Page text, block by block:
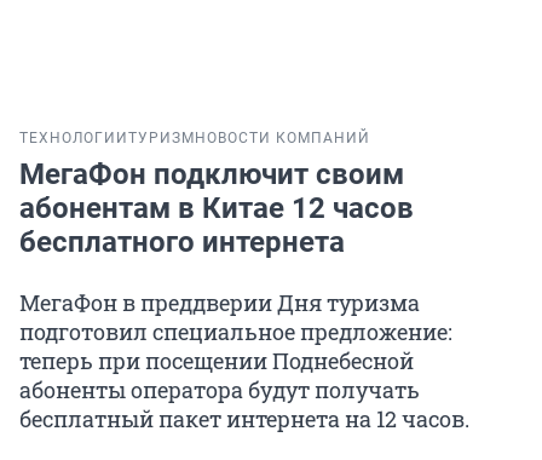
ТЕХНОЛОГИИ ТУРИЗМ НОВОСТИ КОМПАНИЙ
МегаФон подключит своим
абонентам в Китае 12 часов
бесплатного интернета
МегаФон в преддверии Дня туризма
подготовил специальное предложение:
теперь при посещении Поднебесной
абоненты оператора будут получать
бесплатный пакет интернета на 12 часов.